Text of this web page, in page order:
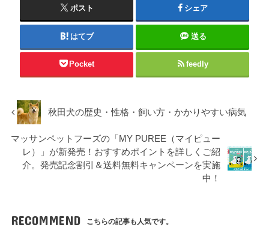
ポスト シェア
はてブ 送る
Pocket feedly
秋田犬の歴史・性格・飼い方・かかりやすい病気
マッサンペットフーズの「MY PUREE（マイピュー
レ）」が新発売！おすすめポイントを詳しくご紹
介。発売記念割引＆送料無料キャンペーンを実施
中！
RECOMMEND こちらの記事も人気です。